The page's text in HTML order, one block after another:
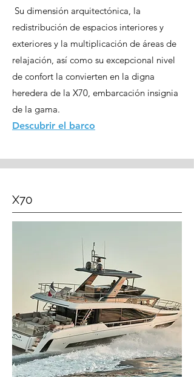
Su dimensión arquitectónica, la
redistribución de espacios interiores y
exteriores y la multiplicación de áreas de
relajación, así como su excepcional nivel
de confort la convierten en la digna
heredera de la X70, embarcación insignia
de la gama.
Descubrir el barco
X70